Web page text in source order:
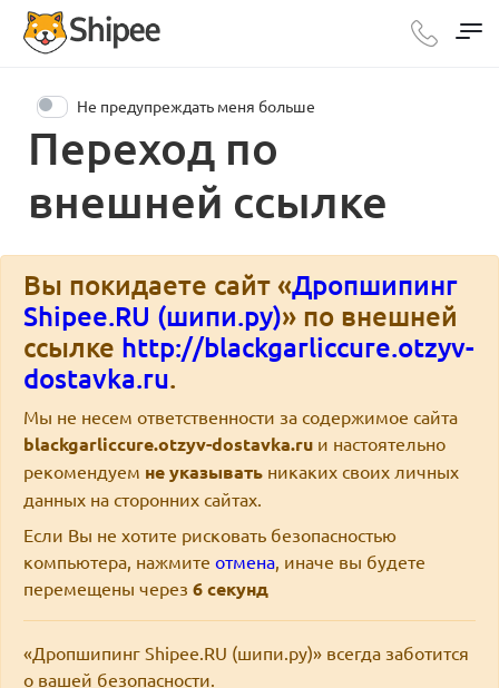
Переход по
внешней ссылке
Не предупреждать меня больше
Вы покидаете сайт «Дропшипинг
Shipee.RU (шипи.ру)» по внешней
ссылке http://blackgarliccure.otzyv-
dostavka.ru.
Мы не несем ответственности за содержимое сайта
blackgarliccure.otzyv-dostavka.ru и настоятельно
рекомендуем не указывать никаких своих личных
данных на сторонних сайтах.
Если Вы не хотите рисковать безопасностью
компьютера, нажмите отмена, иначе вы будете
перемещены через 6секунд
«Дропшипинг Shipee.RU (шипи.ру)» всегда заботится
о вашей безопасности.